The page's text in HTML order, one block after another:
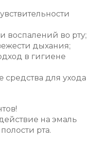
воспалений во рту;
дыхания;
в гигиене
средства для ухода
на эмаль
рта.